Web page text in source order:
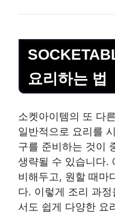
요리하는 법
소켓아이템의 또 다
일반적으로 요리를
구를 준비하는 것이
생략될 수 있습니다.
비해두고, 원할 때마
다. 이렇게 조리 과
서도 쉽게 다양한 요